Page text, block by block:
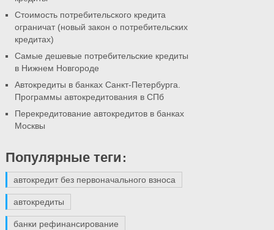
Стоимость потребительского кредита
ограничат (новый закон о потребительских
кредитах)
Самые дешевые потребительские кредиты
в Нижнем Новгороде
Автокредиты в банках Санкт-Петербурга.
Программы автокредитования в СПб
Перекредитование автокредитов в банках
Москвы
Популярные теги:
автокредит без первоначального взноса
автокредиты
банки рефинансирование